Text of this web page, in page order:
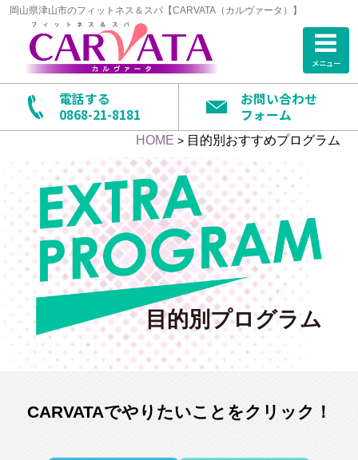
岡山県津山市のフィットネス＆スパ【CARVATA（カルヴァータ）】
メニュー
電話する
0868-21-8181
お問い合わせ
フォーム
HOME > 目的別おすすめプログラム
目的別プログラム
CARVATAでやりたいことをクリック！